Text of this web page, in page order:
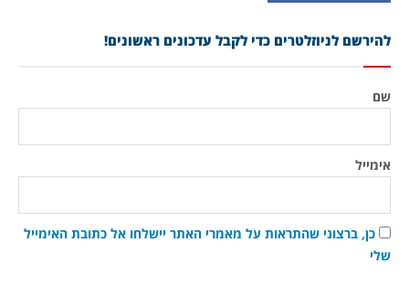
להירשם לניוזלטרים כדי לקבל עדכונים ראשונים!
שם
אימייל
כן, ברצוני שהתראות על מאמרי האתר יישלחו אל כתובת האימייל
שלי